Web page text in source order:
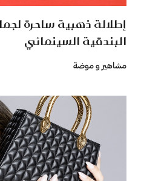
إطلالة ذهبية ساحرة
البندقية السينمائي
مشاهير و موضة